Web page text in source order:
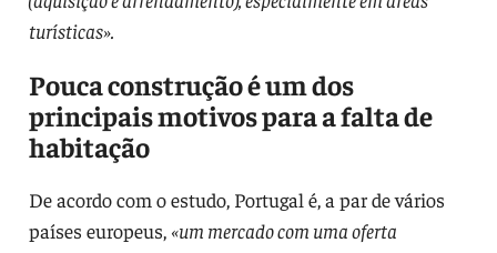
turísticas».
Pouca construção é um dos
principais motivos para a falta de
habitação
De acordo com o estudo, Portugal é, a par de vários
países europeus, «um mercado com uma oferta